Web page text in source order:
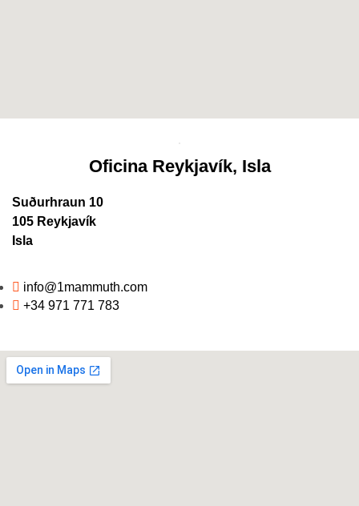
Oficina Reykjavík, Isla
Suðurhraun 10
105 Reykjavík
Isla
info@1mammuth.com
+34 971 771 783